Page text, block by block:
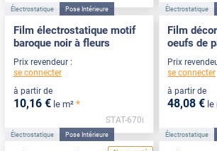
Électrostatique Pose Intérieure
Film électrostatique motif
baroque noir à fleurs
Prix revendeur :
se connecter
à partir de
10,16 € le m² *
STAT-670i
Électrostatique
Film
oeufs de
Prix
se connecter
à partir de
48,08 € le
Électrostatique Pose Intérieure Électrostatique